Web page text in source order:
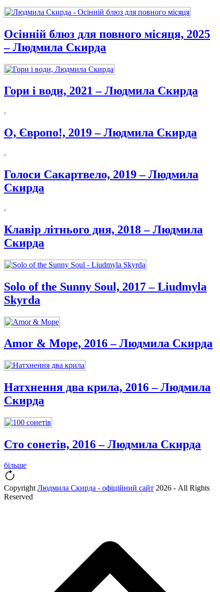
Осінній блюз для повного місяця, 2025
– Людмила Скирда
Гори і води, 2021 – Людмила Скирда
О, Європо!, 2019 – Людмила Скирда
Голоси Сакартвело, 2019 – Людмила
Скирда
Клавір літнього дня, 2018 – Людмила
Скирда
Solo of the Sunny Soul, 2017 – Liudmyla
Skyrda
Amor & Море, 2016 – Людмила Скирда
Натхнення два крила, 2016 – Людмила
Скирда
Сто сонетів, 2016 – Людмила Скирда
більше
Copyright Людмила Скирда - офіційний сайт 2026 - All Rights
Reserved